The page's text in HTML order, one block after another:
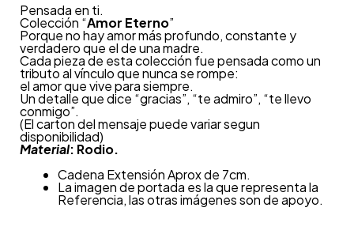
Pensada en ti.
Colección “Amor Eterno”
Porque no hay amor más profundo, constante y
verdadero que el de una madre.
Cada pieza de esta colección fue pensada como un
tributo al vínculo que nunca se rompe:
el amor que vive para siempre.
Un detalle que dice “gracias”, “te admiro”, “te llevo
conmigo”.
(El carton del mensaje puede variar segun
disponibilidad)
Material: Rodio.
Cadena Extensión Aprox de 7cm.
La imagen de portada es la que representa la
Referencia, las otras imágenes son de apoyo.